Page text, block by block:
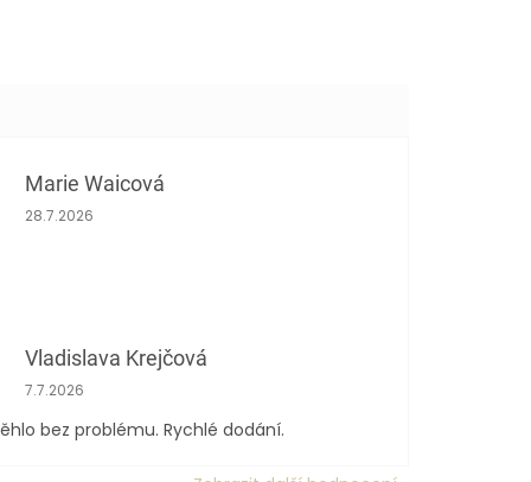
Marie Waicová
Hodnocení obchodu je 5 z 5 hvězdiček.
28.7.2026
Vladislava Krejčová
Hodnocení obchodu je 5 z 5 hvězdiček.
7.7.2026
bez problému. Rychlé dodání.